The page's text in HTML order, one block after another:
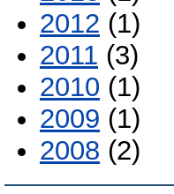
2012 (1)
2011 (3)
2010 (1)
2009 (1)
2008 (2)